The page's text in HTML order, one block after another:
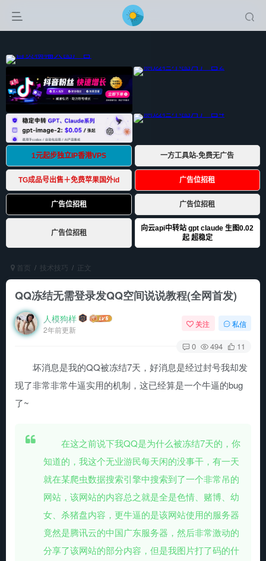
首页 技术技巧 正文
QQ冻结无需登录发QQ空间说说教程(全网首发)
人模狗样
2年前更新
关注 私信
0 494 11
坏消息是我的QQ被冻结7天，好消息是经过封号我却发
现了非常非常牛逼实用的机制，这已经算是一个牛逼的bug
了~
在这之前说下我QQ是为什么被冻结7天的，你
知道的，我这个无业游民每天闲的没事干，有一天
就在某爬虫数据搜索引擎中搜索到了一个非常吊的
网站，该网站的内容总之就是全是色情、赌博、幼
女、杀猪盘内容，更牛逼的是该网站使用的服务器
竟然是腾讯云的中国广东服务器，然后非常激动的
分享了该网站的部分内容，但是我图片打了码的什